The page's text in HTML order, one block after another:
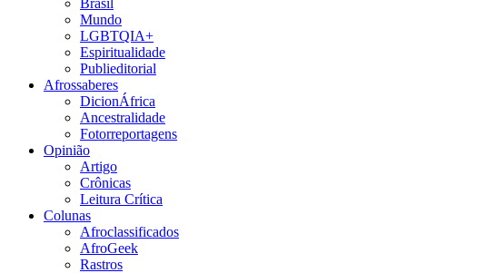
Brasil
Mundo
LGBTQIA+
Espiritualidade
Publieditorial
Afrossaberes
DicionÁfrica
Ancestralidade
Fotorreportagens
Opinião
Artigo
Crônicas
Leitura Crítica
Colunas
Afroclassificados
AfroGeek
Rastros